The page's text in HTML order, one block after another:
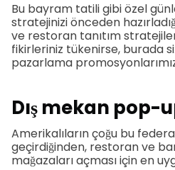
Bu bayram tatili gibi özel
stratejinizi önceden
ve restoran tanıtım
fikirleriniz tükenirse, burada
pazarlama
Dış mekan pop-
Amerikalıların çoğu bu
geçirdiğinden, restoran ve
mağazaları açması için en